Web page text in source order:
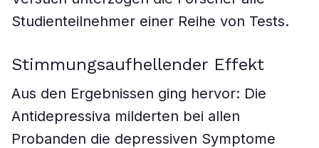
Studienteilnehmer einer Reihe von Tests.
Stimmungsaufhellender Effekt
Aus den Ergebnissen ging hervor: Die
Antidepressiva milderten bei allen
Probanden die depressiven Symptome